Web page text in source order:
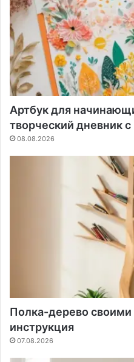
Артбук для
творческий дневник с
08.08.2026
Полка-дерево своими
инструкция
07.08.2026